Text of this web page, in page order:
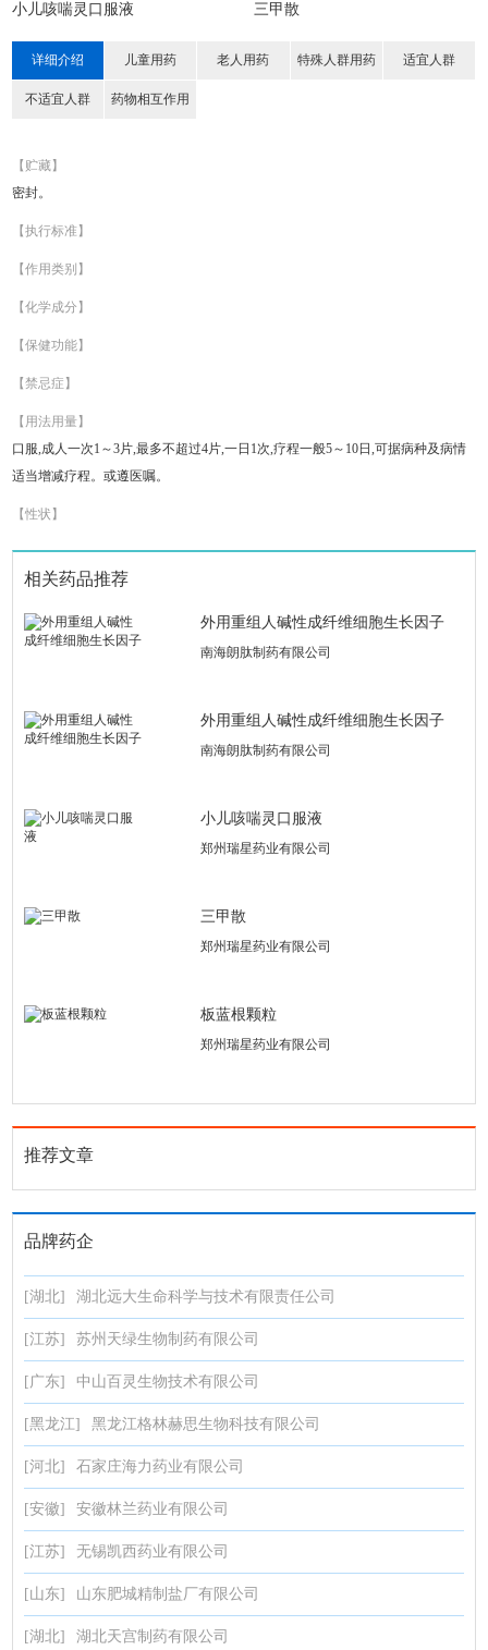
小儿咳喘灵口服液 三甲散
详细介绍 儿童用药 老人用药 特殊人群用药 适宜人群
不适宜人群 药物相互作用
【贮藏】
密封。
【执行标准】
【作用类别】
【化学成分】
【保健功能】
【禁忌症】
【用法用量】
口服,成人一次1～3片,最多不超过4片,一日1次,疗程一般5～10日,可据病种及病情
适当增减疗程。或遵医嘱。
【性状】
相关药品推荐
外用重组人碱性成纤维细胞生长因子
南海朗肽制药有限公司
外用重组人碱性成纤维细胞生长因子
南海朗肽制药有限公司
小儿咳喘灵口服液
郑州瑞星药业有限公司
三甲散
郑州瑞星药业有限公司
板蓝根颗粒
郑州瑞星药业有限公司
推荐文章
品牌药企
[湖北] 湖北远大生命科学与技术有限责任公司
[江苏] 苏州天绿生物制药有限公司
[广东] 中山百灵生物技术有限公司
[黑龙江] 黑龙江格林赫思生物科技有限公司
[河北] 石家庄海力药业有限公司
[安徽] 安徽林兰药业有限公司
[江苏] 无锡凯西药业有限公司
[山东] 山东肥城精制盐厂有限公司
[湖北] 湖北天宫制药有限公司